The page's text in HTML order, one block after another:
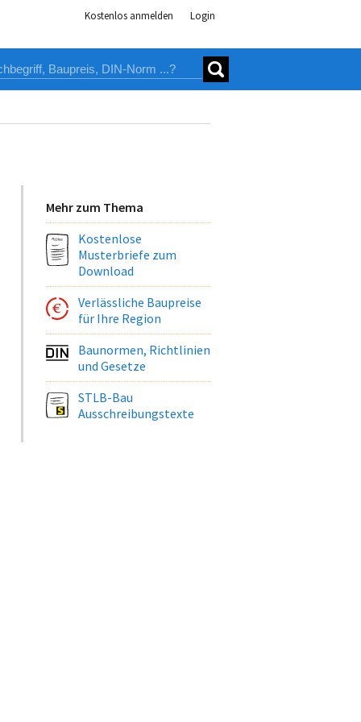
Kostenlos anmelden Login
Mehr zum Thema
Kostenlose
Musterbriefe zum
Download
Verlässliche Baupreise
für Ihre Region
Baunormen, Richtlinien
und Gesetze
STLB-Bau
Ausschreibungstexte